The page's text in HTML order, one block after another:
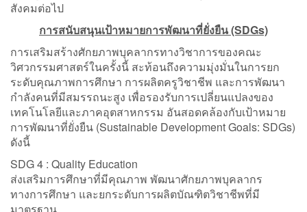
สังคมต่อไป
การสนับสนุนเป้าหมายการพัฒนาที่ยั่งยืน (SDGs)
การเสริมสร้างศักยภาพบุคลากรทางวิชาการของคณะ
วิศวกรรมศาสตร์ในครั้งนี้ สะท้อนถึงความมุ่งมั่นในการยก
ระดับคุณภาพการศึกษา การผลิตครูวิชาชีพ และการพัฒนา
กำลังคนที่มีสมรรถนะสูง เพื่อรองรับการเปลี่ยนแปลงของ
เทคโนโลยีและภาคอุตสาหกรรม อันสอดคล้องกับเป้าหมาย
การพัฒนาที่ยั่งยืน (Sustainable Development Goals: SDGs)
ดังนี้
SDG 4 : Quality Education
ส่งเสริมการศึกษาที่มีคุณภาพ พัฒนาศักยภาพบุคลากร
ทางการศึกษา และยกระดับการผลิตบัณฑิตวิชาชีพที่มี